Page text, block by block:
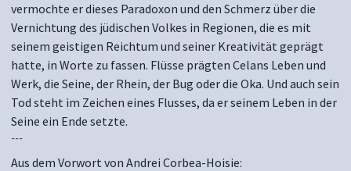
vermochte er dieses Paradoxon und den Schmerz über die
Vernichtung des jüdischen Volkes in Regionen, die es mit
seinem geistigen Reichtum und seiner Kreativität geprägt
hatte, in Worte zu fassen. Flüsse prägten Celans Leben und
Werk, die Seine, der Rhein, der Bug oder die Oka. Und auch sein
Tod steht im Zeichen eines Flusses, da er seinem Leben in der
Seine ein Ende setzte.
~~~
Aus dem Vorwort von Andrei Corbea-Hoisie: